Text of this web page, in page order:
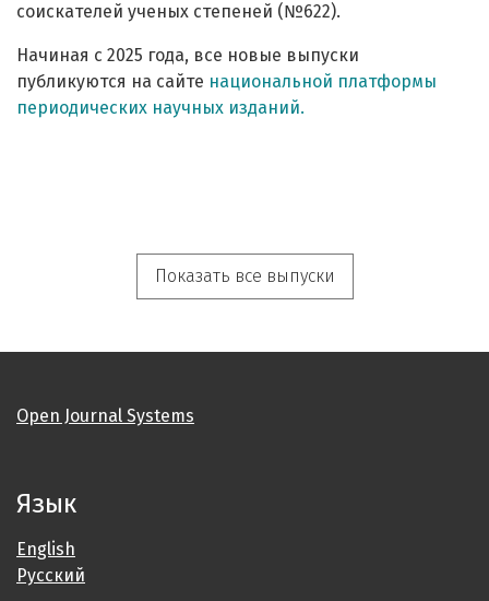
соискателей ученых степеней (№622).
Начиная с 2025 года, все новые выпуски
публикуются на сайте национальной платформы
периодических научных изданий.
Показать все выпуски
Open Journal Systems
Язык
English
Русский